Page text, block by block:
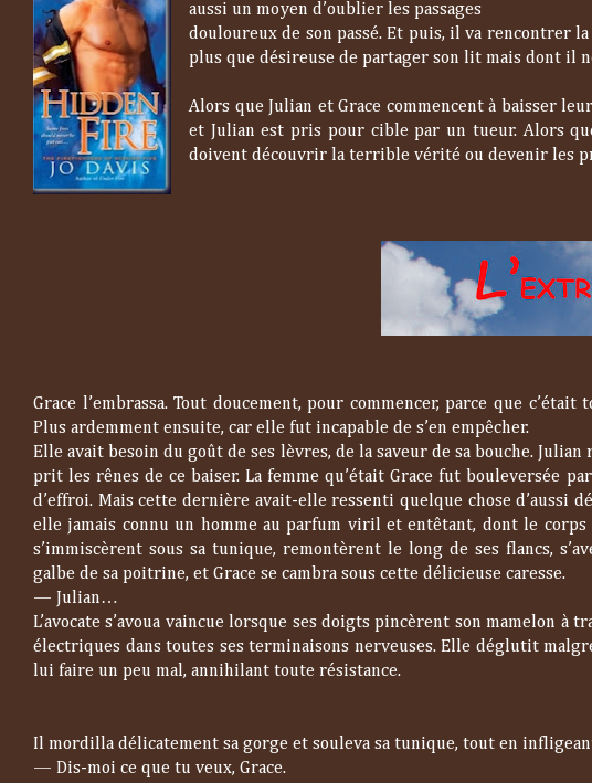
aussi un moyen d’oublier les passages
douloureux de son passé. Et puis, il va rencontrer
plus que désireuse de partager son lit mais dont il
Alors que Julian et Grace commencent à baisser
et Julian est pris pour cible par un tueur. Alors
doivent découvrir la terrible vérité ou devenir les
Grace l’embrassa. Tout doucement, pour commencer, parce que
Plus ardemment ensuite, car elle fut incapable de s’en empêcher.
Elle avait besoin du goût de ses lèvres, de la saveur de sa bouche.
prit les rênes de ce baiser. La femme qu’était Grace fut bouleversée
d’effroi. Mais cette dernière avait-elle ressenti quelque chose d’aussi
elle jamais connu un homme au parfum viril et entêtant, dont le
s’immiscèrent sous sa tunique, remontèrent le long de ses flancs,
galbe de sa poitrine, et Grace se cambra sous cette délicieuse caresse.
—
Julian…
L’avocate s’avoua vaincue lorsque ses doigts pincèrent son mamelon
électriques dans toutes ses terminaisons nerveuses. Elle déglutit
lui faire un peu mal, annihilant toute résistance.
Il mordilla délicatement sa gorge et souleva sa tunique, tout en
— Dis-moi ce que tu veux, Grace.